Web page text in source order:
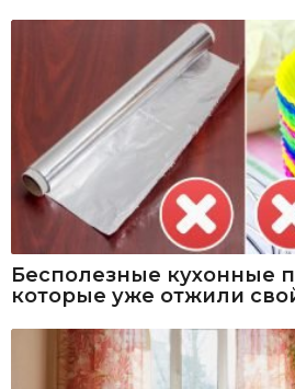
Бесполезные кухонные
которые уже отжили